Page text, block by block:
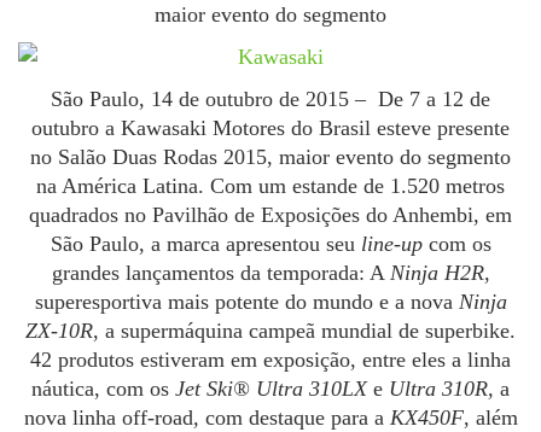
maior evento do segmento
São Paulo, 14 de outubro de 2015 – De 7 a 12 de
outubro a Kawasaki Motores do Brasil esteve presente
no Salão Duas Rodas 2015, maior evento do segmento
na América Latina. Com um estande de 1.520 metros
quadrados no Pavilhão de Exposições do Anhembi, em
São Paulo, a marca apresentou seu line-upcom os
grandes lançamentos da temporada: A Ninja H2R,
superesportiva mais potente do mundo e a nova Ninja
ZX-10R, a supermáquina campeã mundial de superbike.
42 produtos estiveram em exposição, entre eles a linha
náutica, com os Jet Ski® Ultra 310LX e Ultra 310R, a
nova linha off-road, com destaque para a KX450F, além